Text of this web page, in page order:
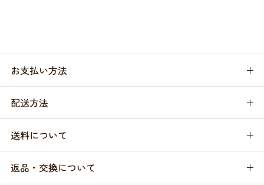
お支払い方法
配送方法
送料について
返品・交換について